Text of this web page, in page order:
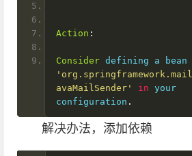
Action :
Consider
avaMailSender'
in your
configuration .
解决办法，添加依赖